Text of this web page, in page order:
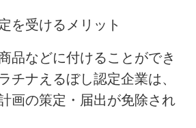
を受けるメリット
品などに付けることができ
チナえるぼし認定企業は、
画の策定・届出が免除され